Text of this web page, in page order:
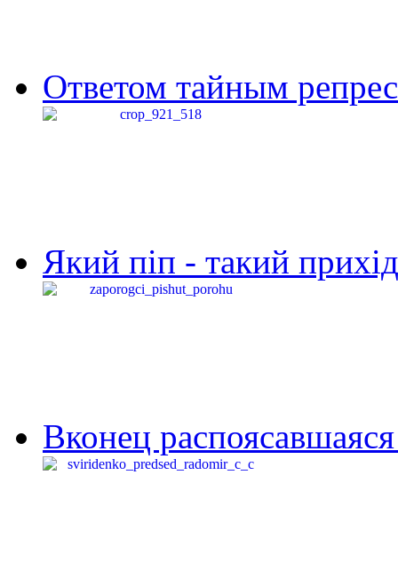
Ответом тайным
Який піп - такий
Вконец